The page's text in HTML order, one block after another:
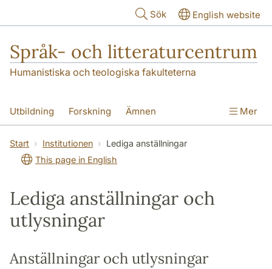
Sök English website
Språk- och litteraturcentrum
Humanistiska och teologiska fakulteterna
Utbildning Forskning Ämnen
SOL-husen Kontakt Institutionen
översättning till svenska
Mer
Start Institutionen
Lediga anställningar
This page in English
Lediga anställningar och
utlysningar
Anställningar och utlysningar